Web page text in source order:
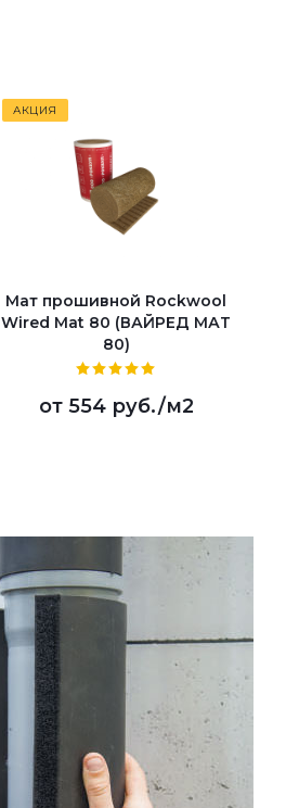
АКЦИЯ
Мат прошивной Rockwool
Wired Mat 80 (ВАЙРЕД МАТ
80)
от 554 руб./м2